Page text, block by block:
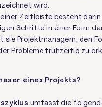
wird.
Zeitleiste besteht
Schritte in einer Form
sie Projektmanagern, den
Probleme frühzeitig zu
eines Projekts?
umfasst die